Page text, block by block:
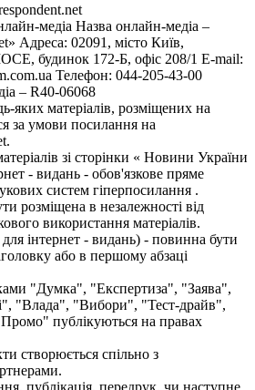
медіа Назва онлайн-медіа –
Адреса: 02091, місто Київ,
будинок 172-Б, офіс 208/1 E-mail:
Телефон: 044-205-43-00
– R40-06068
яких матеріалів, розміщених на
за умови посилання на
зі сторінки « Новини України
- видань - обов'язкове пряме
систем гіперпосилання .
розміщена в незалежності від
використання матеріалів.
інтернет - видань) - повинна бути
або в першому абзаці
"Думка", "Експертиза", "Заява",
"Влада", "Вибори", "Тест-драйв",
публікуються на правах
створюється спільно з
публікація, передрук, чи наступне